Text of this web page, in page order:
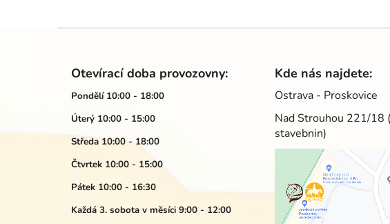
Otevírací doba provozovny:
Pondělí 10:00 - 18:00
Úterý 10:00 - 15:00
Středa 10:00 - 18:00
Čtvrtek 10:00 - 15:00
Pátek 10:00 - 16:30
Každá 3. sobota v měsíci 9:00 - 12:00
Kde nás najdete:
Ostrava - Proskovice
Nad Strouhou 221/18
stavebnin)